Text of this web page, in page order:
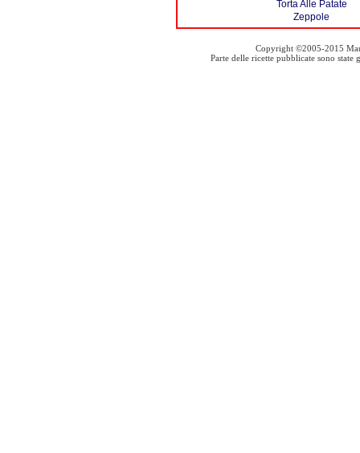
Torta Alle Patate
Zeppole
Copyright ©2005-2015
Parte delle ricette pubblicate sono state